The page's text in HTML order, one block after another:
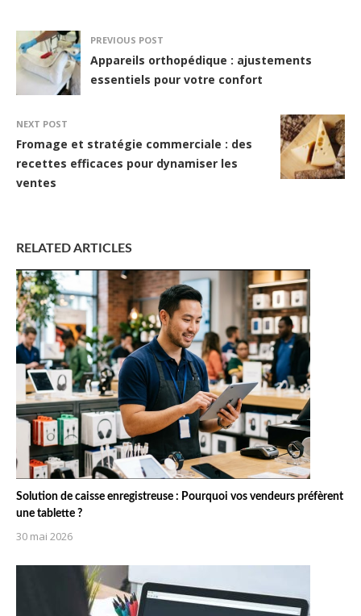
PREVIOUS POST
Appareils orthopédique : ajustements
essentiels pour votre confort
NEXT POST
Fromage et stratégie commerciale : des
recettes efficaces pour dynamiser les
ventes
RELATED ARTICLES
Solution de caisse enregistreuse : Pourquoi vos vendeurs préfèrent
une tablette ?
30 mai 2026